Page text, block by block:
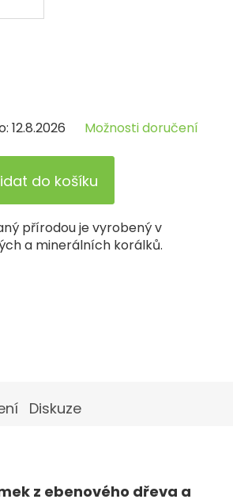
12.8.2026 Možnosti doručení
do košíku
přírodou je vyrobený v
a minerálních korálků.
Diskuze
z ebenového dřeva a